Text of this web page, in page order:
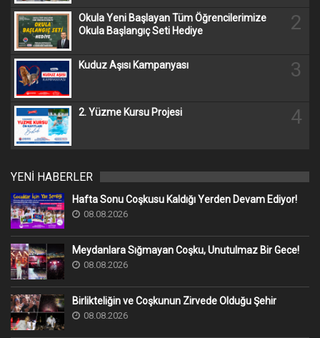
Okula Yeni Başlayan Tüm Öğrencilerimize
Okula Başlangıç Seti Hediye
2
Kuduz Aşısı Kampanyası 3
2. Yüzme Kursu Projesi 4
YENİ HABERLER
Hafta Sonu Coşkusu Kaldığı Yerden Devam Ediyor!
08.08.2026
Meydanlara Sığmayan Coşku, Unutulmaz Bir Gece!
08.08.2026
Birlikteliğin ve Coşkunun Zirvede Olduğu Şehir
08.08.2026